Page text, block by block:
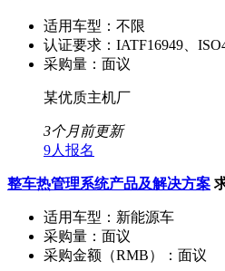
适用车型： 不限
认证要求： IATF16949、
采购量： 面议
某优质主机厂
3个月前更新
9人报名
整车热管理系统产品及解决方案
适用车型： 新能源车
采购量： 面议
采购金额（RMB）： 面议